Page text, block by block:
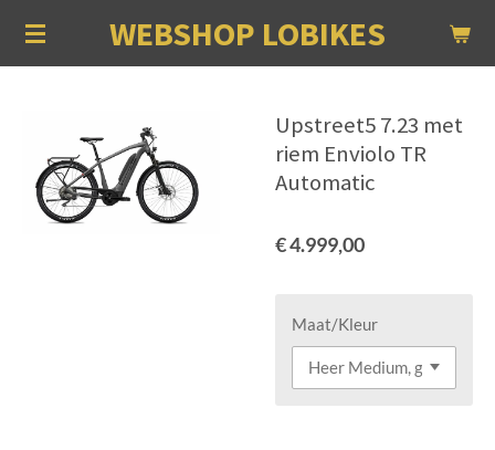
Ga
direct
WEBSHOP LOBIKES
Upstreet5 7.23 met
riem Enviolo TR
Automatic
€ 4.999,00
Maat/Kleur